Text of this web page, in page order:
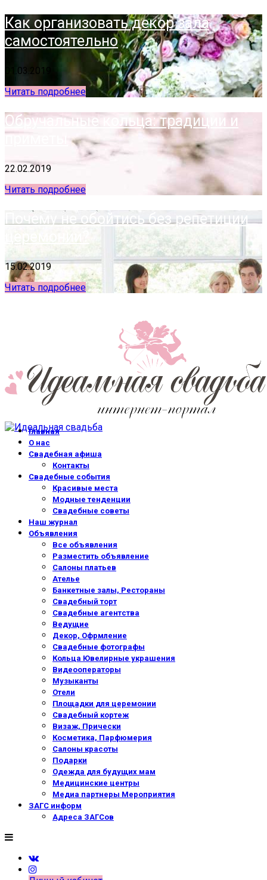
Как организовать декор зала
самостоятельно
01.03.2019
Читать подробнее
Обручальные кольца: традиции и
приметы
22.02.2019
Читать подробнее
Почему не обойтись без репетиции
церемонии?
15.02.2019
Читать подробнее
Главная
О нас
Свадебная афиша
Контакты
Свадебные события
Красивые места
Модные тенденции
Свадебные советы
Наш журнал
Объявления
Все объявления
Разместить объявление
Салоны платьев
Ателье
Банкетные залы, Рестораны
Свадебный торт
Свадебные агентства
Ведущие
Декор, Офрмление
Свадебные фотографы
Кольца Ювелирные украшения
Видеооператоры
Музыканты
Отели
Площадки для церемонии
Свадебный кортеж
Визаж, Прически
Косметика, Парфюмерия
Салоны красоты
Подарки
Одежда для будущих мам
Медицинские центры
Медиа партнеры Мероприятия
ЗАГС информ
Адреса ЗАГСов